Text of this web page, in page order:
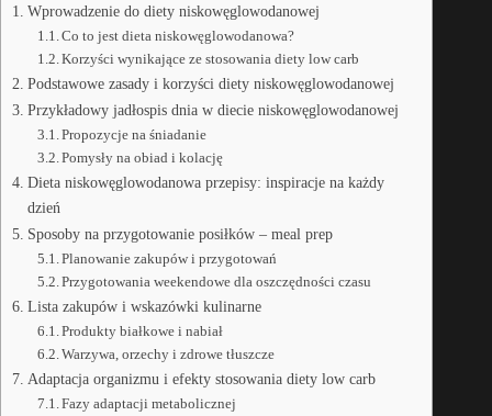
Wprowadzenie do diety niskowęglowodanowej
Co to jest dieta niskowęglowodanowa?
Korzyści wynikające ze stosowania diety low carb
Podstawowe zasady i korzyści diety niskowęglowodanowej
Przykładowy jadłospis dnia w diecie niskowęglowodanowej
Propozycje na śniadanie
Pomysły na obiad i kolację
Dieta niskowęglowodanowa przepisy: inspiracje na każdy
dzień
Sposoby na przygotowanie posiłków – meal prep
Planowanie zakupów i przygotowań
Przygotowania weekendowe dla oszczędności czasu
Lista zakupów i wskazówki kulinarne
Produkty białkowe i nabiał
Warzywa, orzechy i zdrowe tłuszcze
Adaptacja organizmu i efekty stosowania diety low carb
Fazy adaptacji metabolicznej